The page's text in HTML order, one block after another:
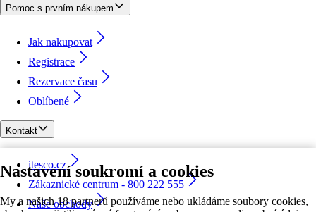
Nastavení soukromí a cookies
My a našich 18 partnerů používáme nebo ukládáme soubory cookies,
Pomoc s prvním nákupem
Jak nakupovat
Registrace
Rezervace času
Oblíbené
Kontakt
itesco.cz
Zákaznické centrum - 800 222 555
Naše obchody